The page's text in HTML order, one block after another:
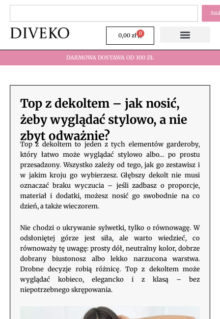
Przejdź
treści
0,00 zł 0
Wózek
DARMOWA DOSTAWA OD 300 ZŁ
Top z dekoltem – jak nosić,
żeby wyglądać stylowo, a nie
zbyt odważnie?
Top z dekoltem to jeden z tych elementów garderoby,
który łatwo może wyglądać stylowo albo… po prostu
przesadzony. Wszystko zależy od tego, jak go zestawisz i
w jakim kroju go wybierzesz. Głębszy dekolt nie musi
oznaczać braku wyczucia – jeśli zadbasz o proporcje,
materiał i dodatki, możesz nosić go swobodnie na co
dzień, a także wieczorem.
Nie chodzi o ukrywanie sylwetki, tylko o równowagę. W
odsłoniętej górze jest siła, ale warto wiedzieć, co
równoważy tę uwagę: prosty dół, neutralny kolor, dobrze
dobrany biustonosz albo lekko narzucona warstwa.
Drobne decyzje robią różnicę. Top z dekoltem może
wyglądać kobieco, elegancko i z klasą – bez
niepotrzebnego skrępowania.